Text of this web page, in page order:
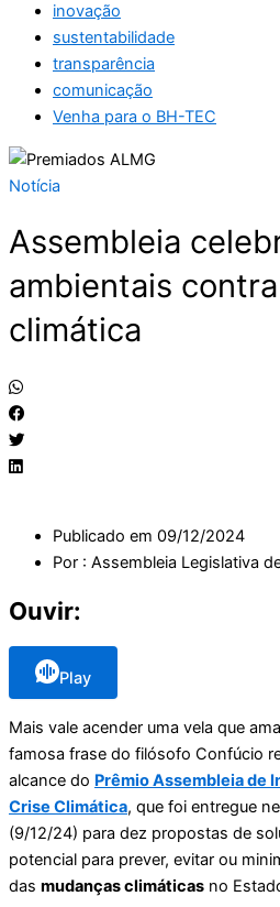
inovação
sustentabilidade
transparência
comunicação
Venha para o BH-TEC
Notícia
Assembleia
ambientais
climática
Publicado em 09/12/2024
Por : Assembleia Legislativa
Ouvir:
Play
Mais vale acender uma vela que
famosa frase do filósofo Confúcio
alcance do Prêmio Assembleia de
Crise Climática, que foi entregue
(9/12/24) para dez propostas de
potencial para prever, evitar ou
das mudanças climáticas no